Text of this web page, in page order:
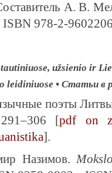
А. В.
ISBN 978-2-
užsienio ir
leidiniuose • Статьи в
поэты
[pdf on
].
Назимов.